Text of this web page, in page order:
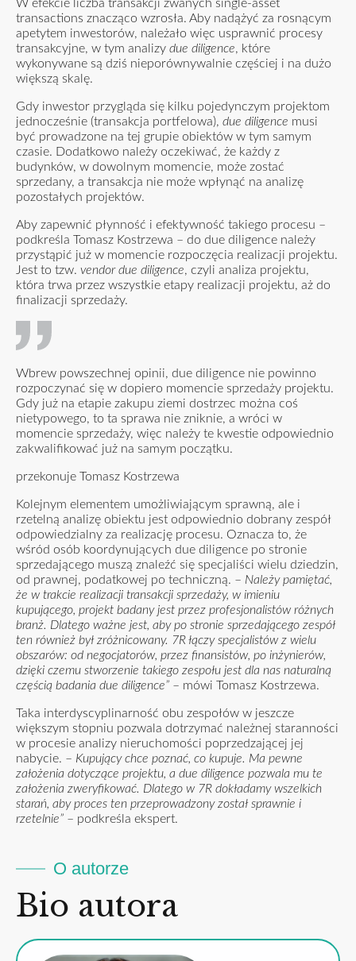
W efekcie liczba transakcji zwanych single-asset
transactions znacząco wzrosła. Aby nadążyć za rosnącym
apetytem inwestorów, należało więc usprawnić procesy
transakcyjne, w tym analizy due diligence, które
wykonywane są dziś nieporównywalnie częściej i na dużo
większą skalę.
Gdy inwestor przygląda się kilku pojedynczym projektom
jednocześnie (transakcja portfelowa), due diligence musi
być prowadzone na tej grupie obiektów w tym samym
czasie. Dodatkowo należy oczekiwać, że każdy z
budynków, w dowolnym momencie, może zostać
sprzedany, a transakcja nie może wpłynąć na analizę
pozostałych projektów.
Aby zapewnić płynność i efektywność takiego procesu –
podkreśla Tomasz Kostrzewa – do due diligence należy
przystąpić już w momencie rozpoczęcia realizacji projektu.
Jest to tzw. vendor due diligence, czyli analiza projektu,
która trwa przez wszystkie etapy realizacji projektu, aż do
finalizacji sprzedaży.
Wbrew powszechnej opinii, due diligence nie powinno
rozpoczynać się w dopiero momencie sprzedaży projektu.
Gdy już na etapie zakupu ziemi dostrzec można coś
nietypowego, to ta sprawa nie zniknie, a wróci w
momencie sprzedaży, więc należy te kwestie odpowiednio
zakwalifikować już na samym początku.
przekonuje Tomasz Kostrzewa
Kolejnym elementem umożliwiającym sprawną, ale i
rzetelną analizę obiektu jest odpowiednio dobrany zespół
odpowiedzialny za realizację procesu. Oznacza to, że
wśród osób koordynujących due diligence po stronie
sprzedającego muszą znaleźć się specjaliści wielu dziedzin,
od prawnej, podatkowej po techniczną. – Należy pamiętać,
że w trakcie realizacji transakcji sprzedaży, w imieniu
kupującego, projekt badany jest przez profesjonalistów różnych
branż. Dlatego ważne jest, aby po stronie sprzedającego zespół
ten również był zróżnicowany. 7R łączy specjalistów z wielu
obszarów: od negocjatorów, przez finansistów, po inżynierów,
dzięki czemu stworzenie takiego zespołu jest dla nas naturalną
częścią badania due diligence” – mówi Tomasz Kostrzewa.
Taka interdyscyplinarność obu zespołów w jeszcze
większym stopniu pozwala dotrzymać należnej staranności
w procesie analizy nieruchomości poprzedzającej jej
nabycie. – Kupujący chce poznać, co kupuje. Ma pewne
założenia dotyczące projektu, a due diligence pozwala mu te
założenia zweryfikować. Dlatego w 7R dokładamy wszelkich
starań, aby proces ten przeprowadzony został sprawnie i
rzetelnie” – podkreśla ekspert.
O autorze
Bio autora